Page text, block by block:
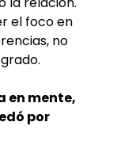
el foco en
no
en mente,
por